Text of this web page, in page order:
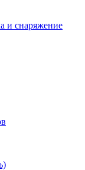
и снаряжение